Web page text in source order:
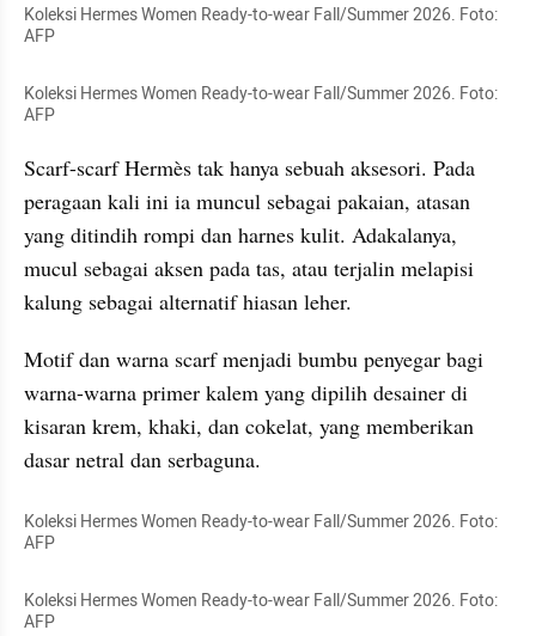
Koleksi Hermes Women Ready-to-wear Fall/Summer 2026. Foto:
AFP
Koleksi Hermes Women Ready-to-wear Fall/Summer 2026. Foto:
AFP
Scarf-scarf Hermès tak hanya sebuah aksesori. Pada
peragaan kali ini ia muncul sebagai pakaian, atasan
yang ditindih rompi dan harnes kulit. Adakalanya,
mucul sebagai aksen pada tas, atau terjalin melapisi
kalung sebagai alternatif hiasan leher.
Motif dan warna scarf menjadi bumbu penyegar bagi
warna-warna primer kalem yang dipilih desainer di
kisaran krem, khaki, dan cokelat, yang memberikan
dasar netral dan serbaguna.
Koleksi Hermes Women Ready-to-wear Fall/Summer 2026. Foto:
AFP
Koleksi Hermes Women Ready-to-wear Fall/Summer 2026. Foto:
AFP